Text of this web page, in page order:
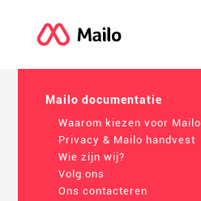
Mailo documentatie
Waarom kiezen voor Mailo
Privacy & Mailo handvest
Wie zijn wij?
Volg ons
Ons contacteren